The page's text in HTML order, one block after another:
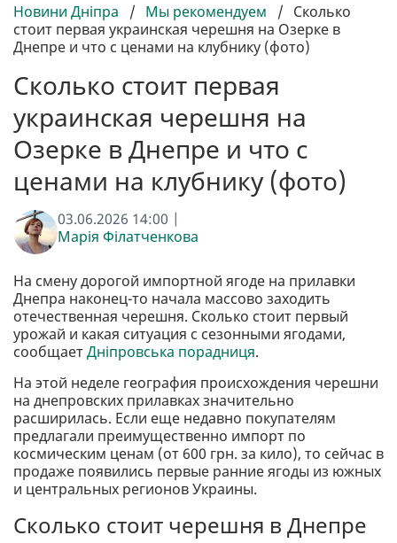
Новини Дніпра / Мы рекомендуем / Сколько
стоит первая украинская черешня на Озерке в
Днепре и что с ценами на клубнику (фото)
Сколько стоит первая
украинская черешня на
Озерке в Днепре и что с
ценами на клубнику (фото)
03.06.2026 14:00 |
Марія Філатченкова
На смену дорогой импортной ягоде на прилавки
Днепра наконец-то начала массово заходить
отечественная черешня. Сколько стоит первый
урожай и какая ситуация с сезонными ягодами,
сообщаетДніпровська порадниця.
На этой неделе география происхождения черешни
на днепровских прилавках значительно
расширилась. Если еще недавно покупателям
предлагали преимущественно импорт по
космическим ценам (от 600 грн. за кило), то сейчас в
продаже появились первые ранние ягоды из южных
и центральных регионов Украины.
Сколько стоит черешня в Днепре